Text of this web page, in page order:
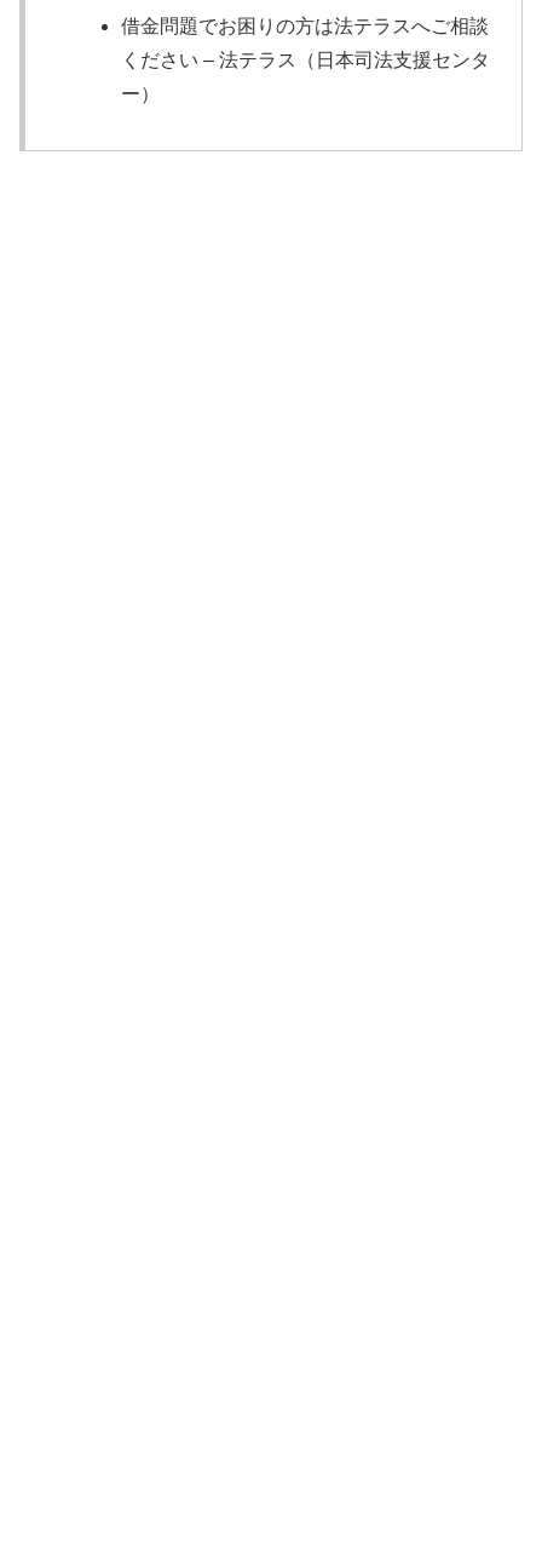
借金問題でお困りの方は法テラスへご相談
ください – 法テラス（日本司法支援センタ
ー）